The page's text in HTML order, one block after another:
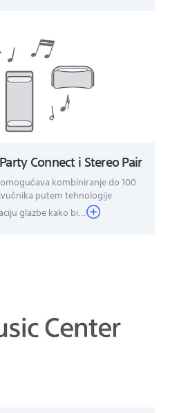
Connect i Stereo Pair
kombiniranje do 100
putem tehnologije
glazbe kako bi...